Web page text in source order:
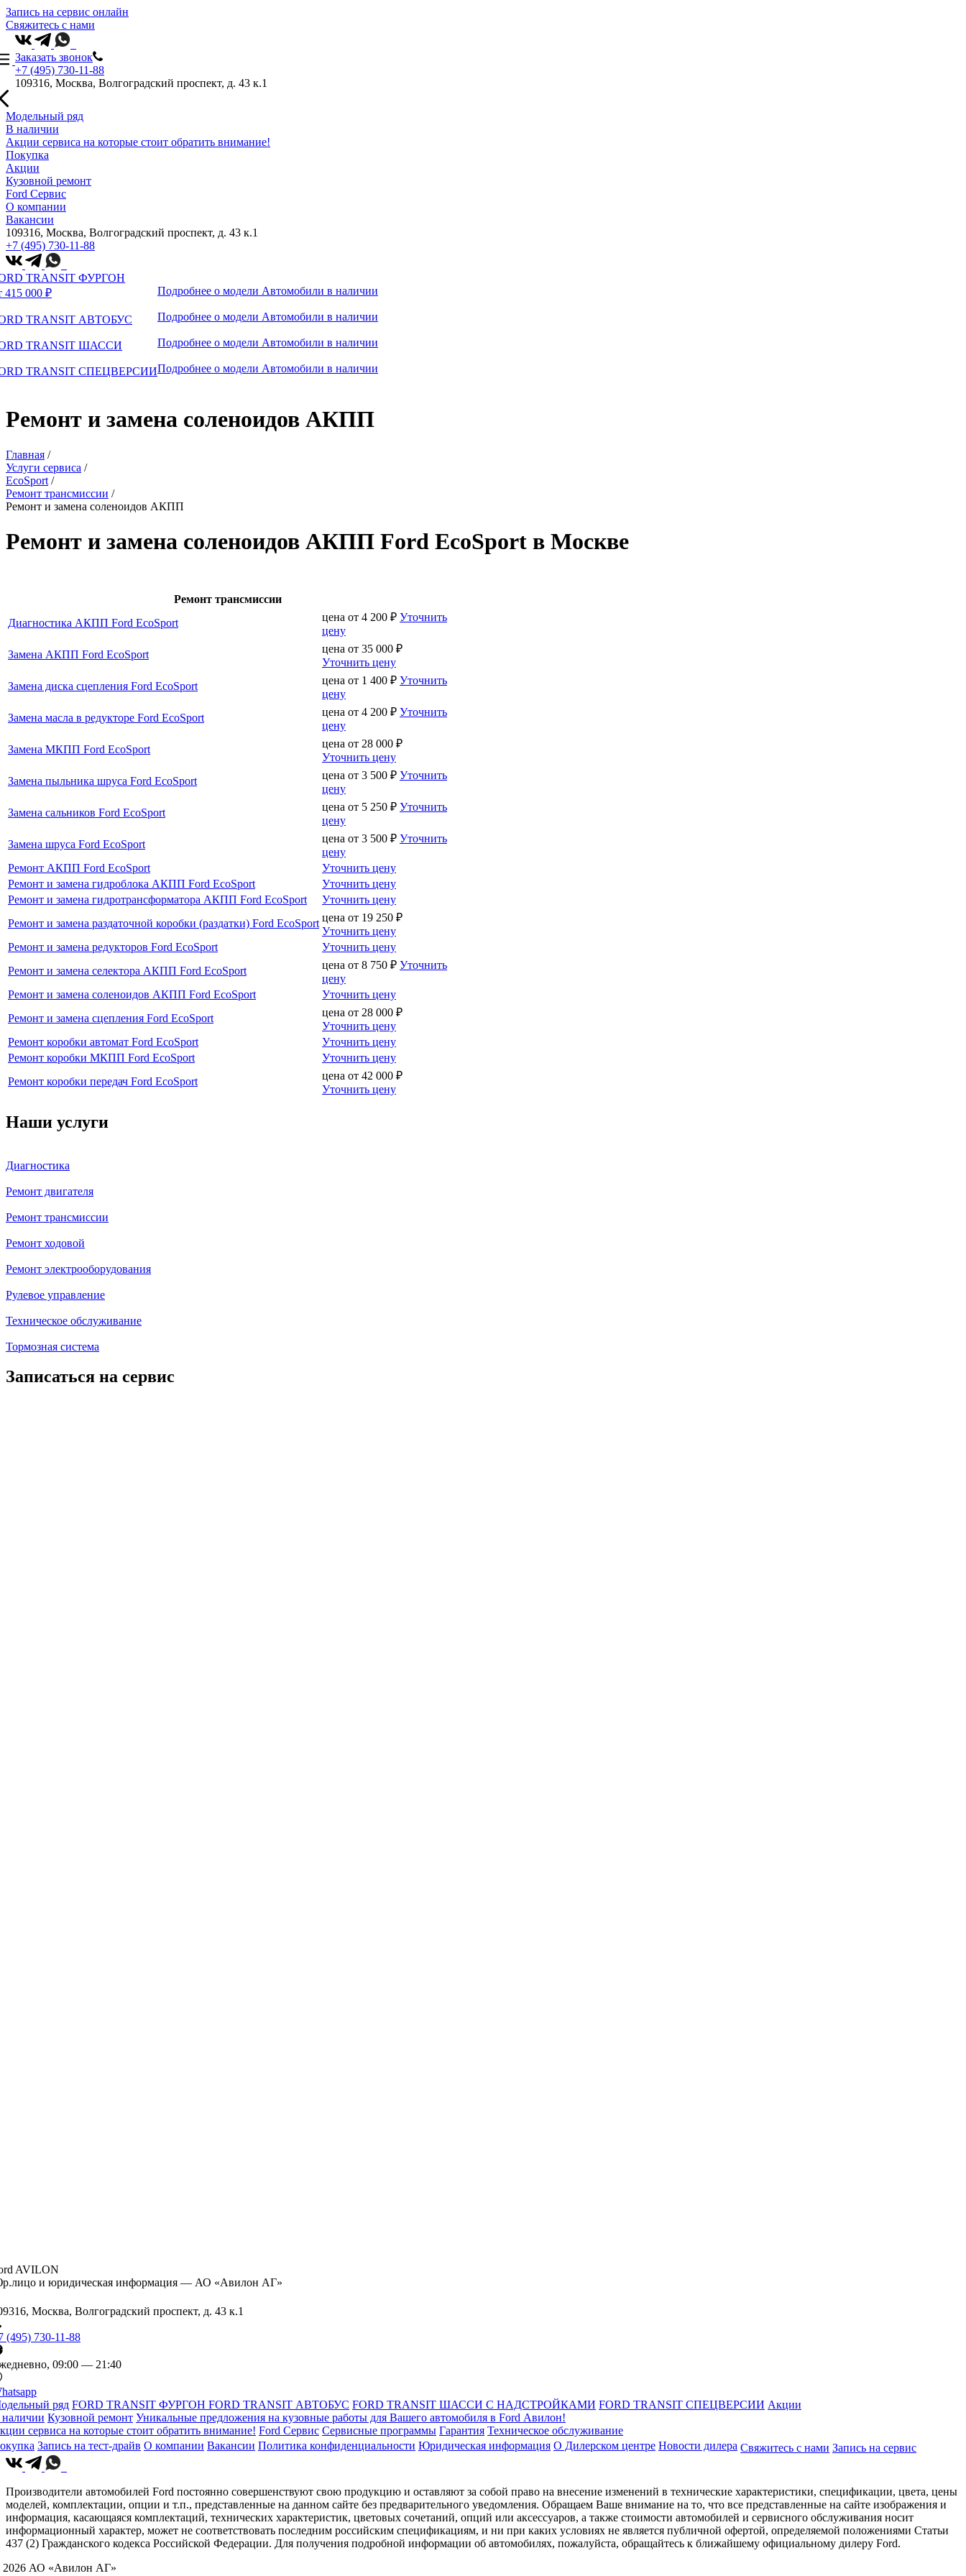
Запись на сервис онлайн
Свяжитесь с нами
Заказать звонок
+7 (495) 730-11-88
109316, Москва, Волгоградский проспект, д. 43 к.1
Модельный ряд
В наличии
Акции сервиса на которые стоит обратить внимание!
Покупка
Акции
Кузовной ремонт
Ford Сервис
О компании
Вакансии
109316, Москва, Волгоградский проспект, д. 43 к.1
+7 (495) 730-11-88
TRANSIT ФУРГОН
415 000 ₽
TRANSIT АВТОБУС
TRANSIT ШАССИ
TRANSIT СПЕЦВЕРСИИ
Подробнее о модели Автомобили в наличии
Подробнее о модели Автомобили в наличии
Подробнее о модели Автомобили в наличии
Подробнее о модели Автомобили в наличии
Ремонт и замена соленоидов АКПП
Главная /
Услуги сервиса /
EcoSport /
Ремонт трансмиссии /
Ремонт и замена соленоидов АКПП
Ремонт и замена соленоидов АКПП Ford EcoSport в Москве
Ремонт трансмиссии
Диагностика АКПП Ford EcoSport
цена от 4 200 ₽ Уточнить
цену
Замена АКПП Ford EcoSport
цена от 35 000 ₽
Уточнить цену
Замена диска сцепления Ford EcoSport
цена от 1 400 ₽ Уточнить
цену
Замена масла в редукторе Ford EcoSport
цена от 4 200 ₽ Уточнить
цену
Замена МКПП Ford EcoSport
цена от 28 000 ₽
Уточнить цену
Замена пыльника шруса Ford EcoSport
цена от 3 500 ₽ Уточнить
цену
Замена сальников Ford EcoSport
цена от 5 250 ₽ Уточнить
цену
Замена шруса Ford EcoSport
цена от 3 500 ₽ Уточнить
цену
Ремонт АКПП Ford EcoSport
Уточнить цену
Ремонт и замена гидроблока АКПП Ford EcoSport
Уточнить цену
Ремонт и замена гидротрансформатора АКПП Ford EcoSport
Уточнить цену
Ремонт и замена раздаточной коробки (раздатки) Ford EcoSport цена от 19 250 ₽
Уточнить цену
Ремонт и замена редукторов Ford EcoSport
Уточнить цену
Ремонт и замена селектора АКПП Ford EcoSport
цена от 8 750 ₽ Уточнить
цену
Ремонт и замена соленоидов АКПП Ford EcoSport
Уточнить цену
Ремонт и замена сцепления Ford EcoSport
цена от 28 000 ₽
Уточнить цену
Ремонт коробки автомат Ford EcoSport
Уточнить цену
Ремонт коробки МКПП Ford EcoSport
Уточнить цену
Ремонт коробки передач Ford EcoSport
цена от 42 000 ₽
Уточнить цену
Наши услуги
Диагностика
Ремонт двигателя
Ремонт трансмиссии
Ремонт ходовой
Ремонт электрооборудования
Рулевое управление
Техническое обслуживание
Тормозная система
Записаться на сервис
AVILON
и юридическая информация — АО «Авилон АГ»
Москва, Волгоградский проспект, д. 43 к.1
(495) 730-11-88
09:00 — 21:40
ряд FORD TRANSIT ФУРГОН FORD TRANSIT АВТОБУС FORD TRANSIT ШАССИ С НАДСТРОЙКАМИ FORD TRANSIT СПЕЦВЕРСИИ Акции
Кузовной ремонт Уникальные предложения на кузовные работы для Вашего автомобиля в Ford Авилон!
сервиса на которые стоит обратить внимание! Ford Сервис Сервисные программы Гарантия Техническое обслуживание
Запись на тест-драйв О компании Вакансии Политика конфиденциальности Юридическая информация О Дилерском центре Новости дилера Свяжитесь с нами Запись на сервис
Производители автомобилей Ford постоянно совершенствуют свою продукцию и оставляют за собой право на внесение изменений в технические характеристики, спецификации, цвета, цены
моделей, комплектации, опции и т.п., представленные на данном сайте без предварительного уведомления. Обращаем Ваше внимание на то, что все представленные на сайте изображения и
информация, касающаяся комплектаций, технических характеристик, цветовых сочетаний, опций или аксессуаров, а также стоимости автомобилей и сервисного обслуживания носит
информационный характер, может не соответствовать последним российским спецификациям, и ни при каких условиях не является публичной офертой, определяемой положениями Статьи
437 (2) Гражданского кодекса Российской Федерации. Для получения подробной информации об автомобилях, пожалуйста, обращайтесь к ближайшему официальному дилеру Ford.
АО «Авилон АГ»